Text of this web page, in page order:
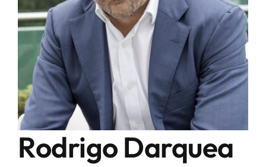
AGENDA TÉCNICO-COMERCIAL
ACERCA DE NOSOTROS
ORGANIZA TU VIAJE
Rodrigo Darquea